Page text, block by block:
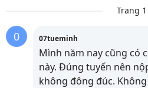
Trang 1
0 07tueminh
Mình năm nay cũng có
này. Đúng tuyến nên
không đông đúc.